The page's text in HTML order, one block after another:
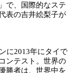
で、国際的なステ
表の吉井絵梨子が
に2013年にタイで
ンテスト。世界の
勝者は、世界中を